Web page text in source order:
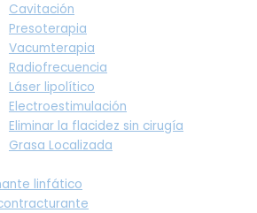
Cavitación
Presoterapia
Vacumterapia
Radiofrecuencia
Láser lipolítico
Electroestimulación
Eliminar la flacidez sin cirugía
Grasa Localizada
linfático